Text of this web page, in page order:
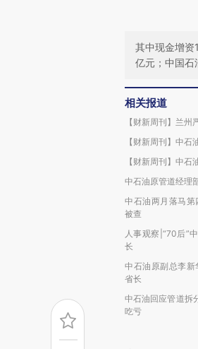
其中现金增
亿元；中国石
相关报道
【财新周刊】兰州
【财新周刊】中
【财新周刊】中石
中石油原管道经理
中石油两月落马
被查
人事观察|“70后”
长
中石油原副总李
省长
中石油回应管道拆
吃亏